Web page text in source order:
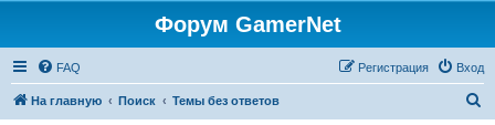
Форум GamerNet
FAQ Вход
Регистрация
На главную Поиск Темы без ответов